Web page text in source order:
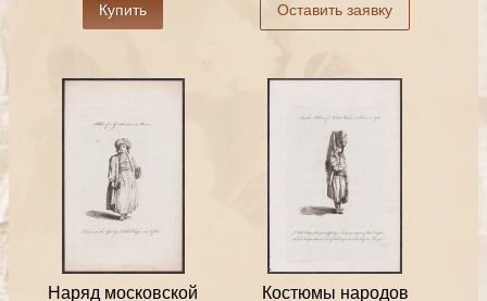
Купить Оставить заявку
Наряд московской
Костюмы народов